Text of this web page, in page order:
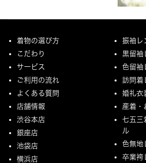
着物の選び方
こだわり
サービス
ご利用の流れ
よくある質問
店舗情報
渋谷本店
銀座店
池袋店
横浜店
振袖レ
黒留袖
色留袖
訪問着
婚礼衣
産着・
七五三
ル
色無地
卒業袴